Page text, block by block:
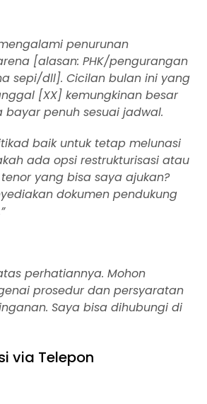
penurunan
[alasan: PHK/pengurangan
sepi/dll]. Cicilan bulan ini yang
[XX] kemungkinan besar
bayar penuh sesuai jadwal.
baik untuk tetap melunasi
ada opsi restrukturisasi atau
yang bisa saya ajukan?
dokumen pendukung
perhatiannya. Mohon
prosedur dan persyaratan
Saya bisa dihubungi di
via Telepon